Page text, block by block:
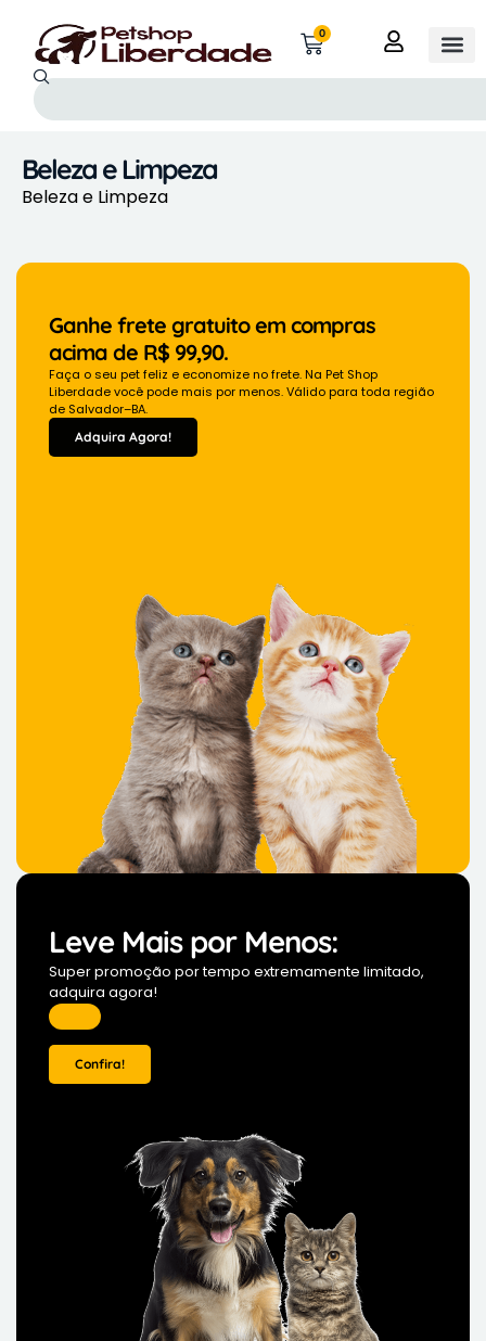
0
Beleza e Limpeza
Beleza e Limpeza
Ganhe frete gratuito em compras
acima de R$ 99,90.
Faça o seu pet feliz e economize no frete. Na Pet Shop
Liberdade você pode mais por menos. Válido para toda região
de Salvador–BA.
Adquira Agora!
Leve Mais por Menos:
Super promoção por tempo extremamente limitado,
adquira agora!
Confira!